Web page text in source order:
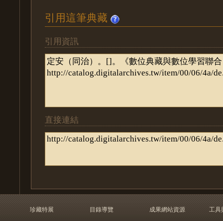
引用這筆典藏
引用資訊
直接連結
珍藏特展
目錄導覽
成果網站資源
工具